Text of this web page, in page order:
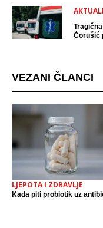
Ćorušić
VEZANI ČLANCI
LJEPOTA I ZDRAVLJE
Kada piti probiotik uz